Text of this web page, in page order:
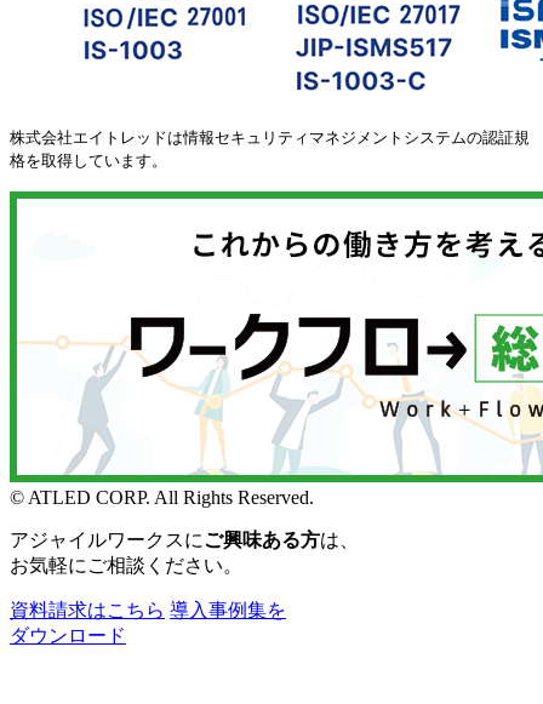
株式会社エイトレッドは情報セキュリティマネジメントシステムの認証規
格を取得しています。
© ATLED CORP. All Rights Reserved.
アジャイルワークスにご興味ある方は、
お気軽にご相談ください。
資料請求はこちら 導入事例集を
ダウンロード